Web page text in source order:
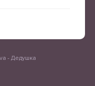
- Дедушка